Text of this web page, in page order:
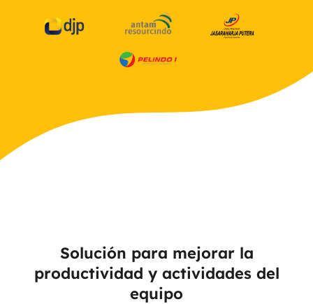
Solución para mejorar la
productividad y actividades del
equipo